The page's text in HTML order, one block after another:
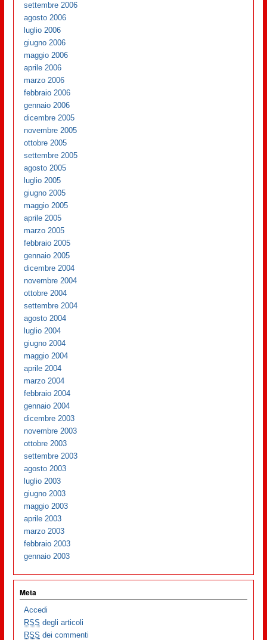
settembre 2006
agosto 2006
luglio 2006
giugno 2006
maggio 2006
aprile 2006
marzo 2006
febbraio 2006
gennaio 2006
dicembre 2005
novembre 2005
ottobre 2005
settembre 2005
agosto 2005
luglio 2005
giugno 2005
maggio 2005
aprile 2005
marzo 2005
febbraio 2005
gennaio 2005
dicembre 2004
novembre 2004
ottobre 2004
settembre 2004
agosto 2004
luglio 2004
giugno 2004
maggio 2004
aprile 2004
marzo 2004
febbraio 2004
gennaio 2004
dicembre 2003
novembre 2003
ottobre 2003
settembre 2003
agosto 2003
luglio 2003
giugno 2003
maggio 2003
aprile 2003
marzo 2003
febbraio 2003
gennaio 2003
Meta
Accedi
RSS degli articoli
RSS dei commenti